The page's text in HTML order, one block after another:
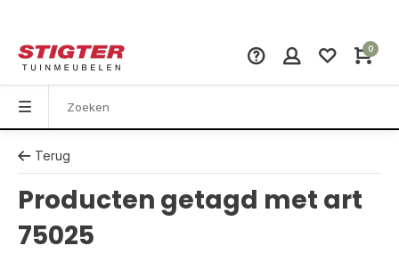
0
Terug
Producten getagd met art
75025